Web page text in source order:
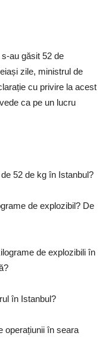
au găsit 52 de
zile, ministrul de
cu privire la acest
ca pe un lucru
52 de kg în Istanbul?
de explozibil? De
de explozibili în
în Istanbul?
operațiunii în seara